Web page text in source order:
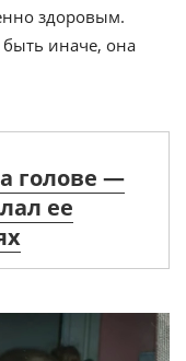
здоровым.
иначе, она
голове —
ее